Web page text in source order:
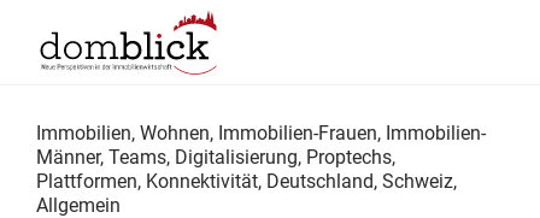
Immobilien, Wohnen, Immobilien-Frauen, Immobilien-
Männer, Teams, Digitalisierung, Proptechs,
Plattformen, Konnektivität, Deutschland, Schweiz,
Allgemein